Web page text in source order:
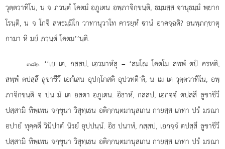
วุตฺตวาทิโน, น จ ภวนฺตํ โคตมํ อภูเตน อพฺภาจิกฺขนฺติ, ธมฺมสฺส จานุธมฺมํ พฺยาก
โรนฺติ, น จ โกจิ สหธมฺมิโก วาทานุวาโท คารยฺหํ านํ อาคจฺฉติ? อนพฺภกฺขาตุ
กามา หิ มยํ ภวนฺตํ โคตม’’นฺติ.
๓๘๒. ‘‘เย เต, กสฺสป, เอวมาหํสุ – ‘สมโณ โคตโม สพฺพํ ตปํ ครหติ,
สพฺพํ ตปสฺสึ ลูขาชีวึ เอกํเสน อุปกฺโกสติ อุปวทตี’ติ, น เม เต วุตฺตวาทิโน, อพฺ
ภาจิกฺขนฺติ จ ปน มํ เต อสตา อภูเตน. อิธาหํ, กสฺสป, เอกจฺจํ ตปสฺสึ ลูขาชีวึ
ปสฺสามิ ทิพฺเพน จกฺขุนา วิสุทฺเธน อติกฺกนฺตมานุสเกน กายสฺส เภทา ปรํ มรณา
อปายํ ทุคฺคตึ วินิปาตํ นิรยํ อุปปนฺนํ. อิธ ปนาหํ, กสฺสป, เอกจฺจํ ตปสฺสึ ลูขาชีวึ
ปสฺสามิ ทิพฺเพน จกฺขุนาวิสุทฺเธน อติกฺกนฺตมานุสเกน กายสฺส เภทา ปรํ มรณา